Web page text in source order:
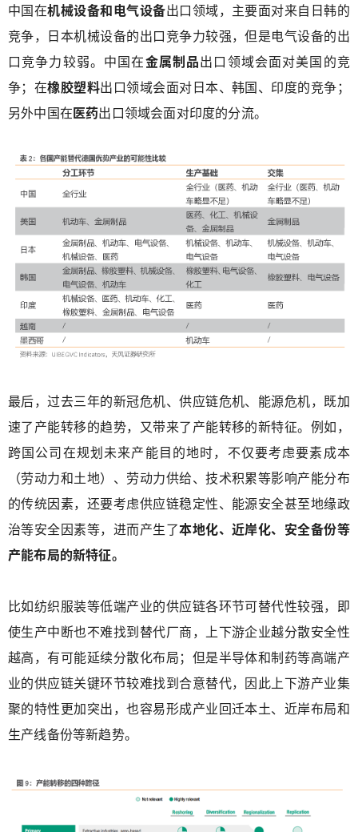
中国在机械设备和电气设备出口领域，主要面对来自日韩的
竞争，日本机械设备的出口竞争力较强，但是电气设备的出
口竞争力较弱。中国在金属制品出口领域会面对美国的竞
争；在橡胶塑料出口领域会面对日本、韩国、印度的竞争；
另外中国在医药出口领域会面对印度的分流。
最后，过去三年的新冠危机、供应链危机、能源危机，既加
速了产能转移的趋势，又带来了产能转移的新特征。例如，
跨国公司在规划未来产能目的地时，不仅要考虑要素成本
（劳动力和土地）、劳动力供给、技术积累等影响产能分布
的传统因素，还要考虑供应链稳定性、能源安全甚至地缘政
治等安全因素等，进而产生了本地化、近岸化、安全备份等
产能布局的新特征。
比如纺织服装等低端产业的供应链各环节可替代性较强，即
使生产中断也不难找到替代厂商，上下游企业越分散安全性
越高，有可能延续分散化布局；但是半导体和制药等高端产
业的供应链关键环节较难找到合意替代，因此上下游产业集
聚的特性更加突出，也容易形成产业回迁本土、近岸布局和
生产线备份等新趋势。